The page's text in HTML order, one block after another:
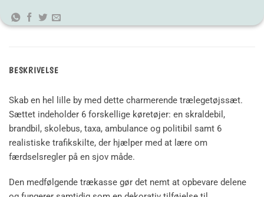
BESKRIVELSE
Skab en hel lille by med dette charmerende trælegetøjssæt.
Sættet indeholder 6 forskellige køretøjer: en skraldebil,
brandbil, skolebus, taxa, ambulance og politibil samt 6
realistiske trafikskilte, der hjælper med at lære om
færdselsregler på en sjov måde.
Den medfølgende trækasse gør det nemt at opbevare delene